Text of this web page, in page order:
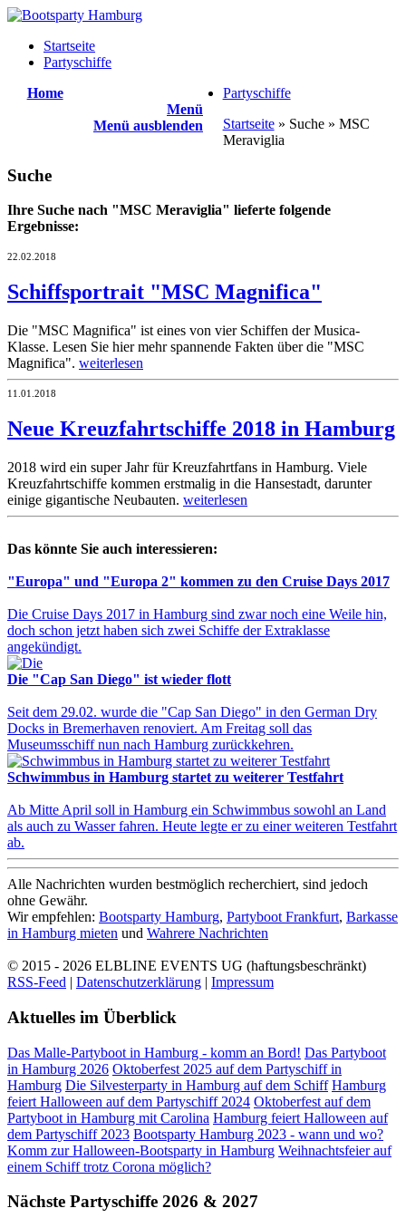
Startseite
Partyschiffe
Home
Menü
Menü ausblenden
Partyschiffe
Startseite» Suche » MSC
Meraviglia
Suche
Ihre Suche nach "MSC Meraviglia" lieferte folgende
Ergebnisse:
22.02.2018
Schiffsportrait "MSC Magnifica"
Die "MSC Magnifica" ist eines von vier Schiffen der Musica-
Klasse. Lesen Sie hier mehr spannende Fakten über die "MSC
Magnifica". weiterlesen
11.01.2018
Neue Kreuzfahrtschiffe 2018 in Hamburg
2018 wird ein super Jahr für Kreuzfahrtfans in Hamburg. Viele
Kreuzfahrtschiffe kommen erstmalig in die Hansestadt, darunter
einige gigantische Neubauten. weiterlesen
Das könnte Sie auch interessieren:
"Europa" und "Europa 2" kommen zu den Cruise Days 2017
Die Cruise Days 2017 in Hamburg sind zwar noch eine Weile hin,
doch schon jetzt haben sich zwei Schiffe der Extraklasse
angekündigt.
Die "Cap San Diego" ist wieder flott
Seit dem 29.02. wurde die "Cap San Diego" in den German Dry
Docks in Bremerhaven renoviert. Am Freitag soll das
Museumsschiff nun nach Hamburg zurückkehren.
Schwimmbus in Hamburg startet zu weiterer Testfahrt
Ab Mitte April soll in Hamburg ein Schwimmbus sowohl an Land
als auch zu Wasser fahren. Heute legte er zu einer weiteren Testfahrt
ab.
Alle Nachrichten wurden bestmöglich recherchiert, sind jedoch
ohne Gewähr.
Wir empfehlen: Bootsparty Hamburg, Partyboot Frankfurt, Barkasse
in Hamburg mieten und Wahrere Nachrichten
© 2015 - 2026 ELBLINE EVENTS UG (haftungsbeschränkt)
RSS-Feed | Datenschutzerklärung | Impressum
Aktuelles im Überblick
Das Malle-Partyboot in Hamburg - komm an Bord! Das Partyboot
in Hamburg 2026 Oktoberfest 2025 auf dem Partyschiff in
Hamburg Die Silvesterparty in Hamburg auf dem Schiff Hamburg
feiert Halloween auf dem Partyschiff 2024 Oktoberfest auf dem
Partyboot in Hamburg mit Carolina Hamburg feiert Halloween auf
dem Partyschiff 2023 Bootsparty Hamburg 2023 - wann und wo?
Komm zur Halloween-Bootsparty in Hamburg Weihnachtsfeier auf
einem Schiff trotz Corona möglich?
Nächste Partyschiffe 2026 & 2027